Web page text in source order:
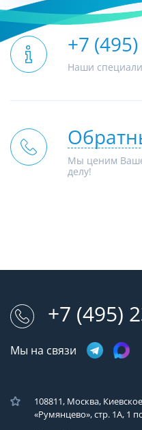
+7
Наши
Мы ценим
делу!
+7 (495)
Мы на связи
108811, Москва,
«Румянцево», стр. 1А, 1